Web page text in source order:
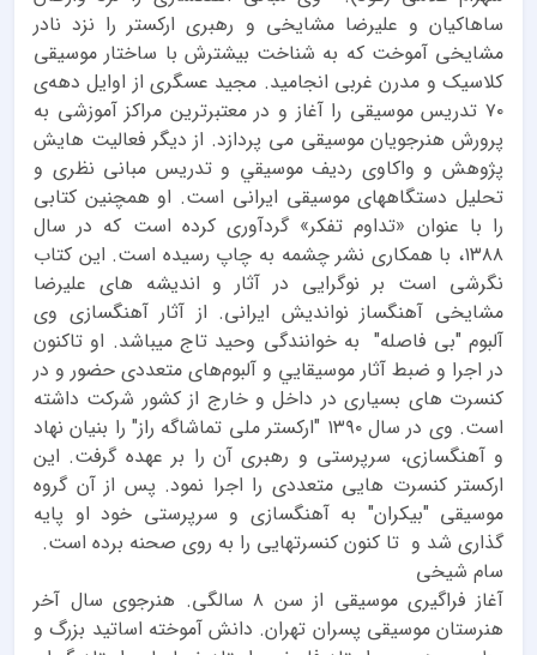
ساهاكيان و علیرضا مشایخی و رهبری ارکستر را نزد نادر
مشایخی آموخت که به شناخت بیشترش با ساختار موسیقی
کلاسیک و مدرن غربی انجامید. مجید عسگری از اوایل دهه‌ی
۷۰ تدریس موسیقی را آغاز و در معتبرترین مراکز آموزشی به
پرورش هنرجویان موسیقی می پردازد. از دیگر فعالیت هایش
پژوهش و واکاوی رديف موسيقي و تدریس مبانی نظری و
تحلیل دستگاههای موسیقی ایرانی است. او همچنین کتابی
را با عنوان «تداوم تفکر» گردآوری کرده است که در سال
۱۳۸۸، با همکاری نشر چشمه به چاپ رسیده است. این کتاب
نگرشی است بر نوگرایی در آثار و اندیشه های علیرضا
مشایخی آهنگساز نواندیش ایرانی. از آثار آهنگسازی وی
آلبوم "بی فاصله" به خوانندگی وحید تاج میباشد. او تاكنون
در اجرا و ضبط آثار موسيقایي و آلبوم‌های متعددی حضور و در
کنسرت های بسیاری در داخل و خارج از کشور شرکت داشته
است. وی در سال ۱۳۹۰ "ارکستر ملی تماشاگه راز" را بنیان نهاد
و آهنگسازی، سرپرستی و رهبری آن را بر عهده گرفت. این
ارکستر کنسرت هایی متعددی را اجرا نمود. پس از آن گروه
موسیقی "بیکران" به آهنگسازی و سرپرستی خود او پایه
گذاری شد و تا کنون کنسرتهایی را به روی صحنه برده است.
سام شیخی
آغاز فراگیری موسیقی از سن ۸ سالگی. هنرجوی سال آخر
هنرستان موسیقی پسران تهران. دانش آموخته اساتید بزرگ و